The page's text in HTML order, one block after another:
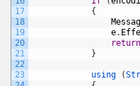
17
18
19
20
21
22
23
{
e.
return
}
using (